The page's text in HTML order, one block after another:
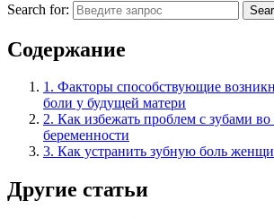
Search for:
Содержание
1. Факторы способствующие
боли у будущей матери
2. Как избежать проблем с зубами
беременности
3. Как устранить зубную боль
Другие статьи